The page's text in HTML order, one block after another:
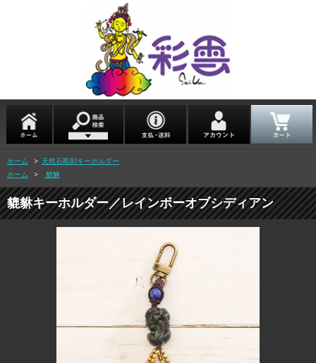
ホーム > 天然石彫刻キーホルダー
ホーム
> 貔貅
貔貅キーホルダー／レインボーオブシディアン